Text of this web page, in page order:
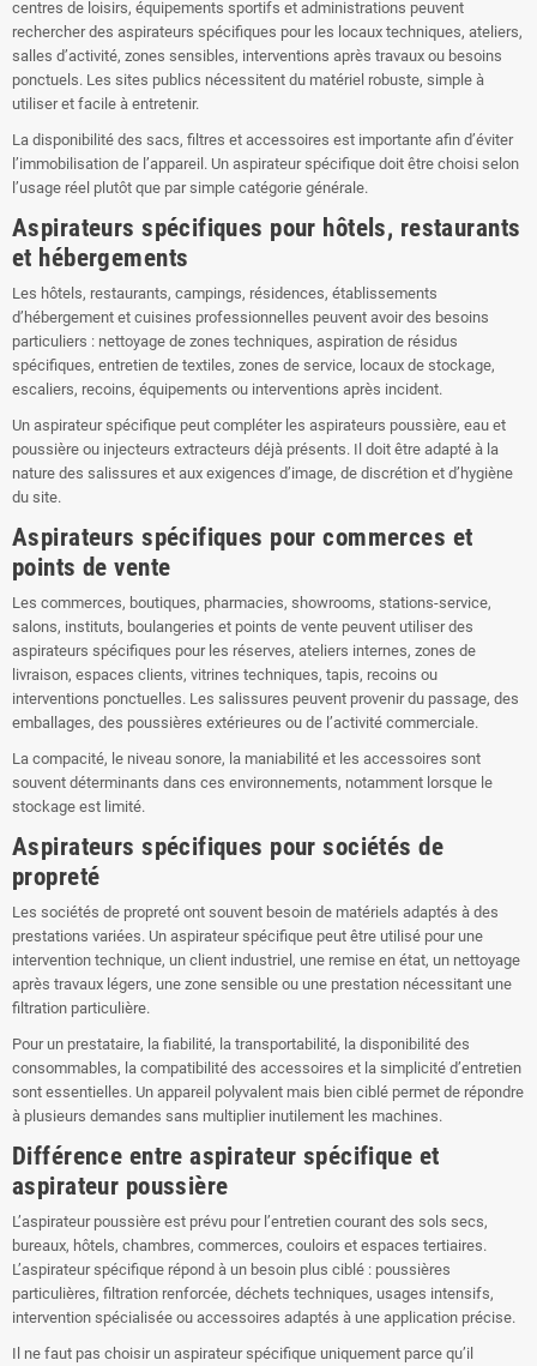
centres de loisirs, équipements sportifs et administrations peuvent
rechercher des aspirateurs spécifiques pour les locaux techniques, ateliers,
salles d’activité, zones sensibles, interventions après travaux ou besoins
ponctuels. Les sites publics nécessitent du matériel robuste, simple à
utiliser et facile à entretenir.
La disponibilité des sacs, filtres et accessoires est importante afin d’éviter
l’immobilisation de l’appareil. Un aspirateur spécifique doit être choisi selon
l’usage réel plutôt que par simple catégorie générale.
Aspirateurs spécifiques pour hôtels, restaurants
et hébergements
Les hôtels, restaurants, campings, résidences, établissements
d’hébergement et cuisines professionnelles peuvent avoir des besoins
particuliers : nettoyage de zones techniques, aspiration de résidus
spécifiques, entretien de textiles, zones de service, locaux de stockage,
escaliers, recoins, équipements ou interventions après incident.
Un aspirateur spécifique peut compléter les aspirateurs poussière, eau et
poussière ou injecteurs extracteurs déjà présents. Il doit être adapté à la
nature des salissures et aux exigences d’image, de discrétion et d’hygiène
du site.
Aspirateurs spécifiques pour commerces et
points de vente
Les commerces, boutiques, pharmacies, showrooms, stations-service,
salons, instituts, boulangeries et points de vente peuvent utiliser des
aspirateurs spécifiques pour les réserves, ateliers internes, zones de
livraison, espaces clients, vitrines techniques, tapis, recoins ou
interventions ponctuelles. Les salissures peuvent provenir du passage, des
emballages, des poussières extérieures ou de l’activité commerciale.
La compacité, le niveau sonore, la maniabilité et les accessoires sont
souvent déterminants dans ces environnements, notamment lorsque le
stockage est limité.
Aspirateurs spécifiques pour sociétés de
propreté
Les sociétés de propreté ont souvent besoin de matériels adaptés à des
prestations variées. Un aspirateur spécifique peut être utilisé pour une
intervention technique, un client industriel, une remise en état, un nettoyage
après travaux légers, une zone sensible ou une prestation nécessitant une
filtration particulière.
Pour un prestataire, la fiabilité, la transportabilité, la disponibilité des
consommables, la compatibilité des accessoires et la simplicité d’entretien
sont essentielles. Un appareil polyvalent mais bien ciblé permet de répondre
à plusieurs demandes sans multiplier inutilement les machines.
Différence entre aspirateur spécifique et
aspirateur poussière
L’aspirateur poussière est prévu pour l’entretien courant des sols secs,
bureaux, hôtels, chambres, commerces, couloirs et espaces tertiaires.
L’aspirateur spécifique répond à un besoin plus ciblé : poussières
particulières, filtration renforcée, déchets techniques, usages intensifs,
intervention spécialisée ou accessoires adaptés à une application précise.
Il ne faut pas choisir un aspirateur spécifique uniquement parce qu’il